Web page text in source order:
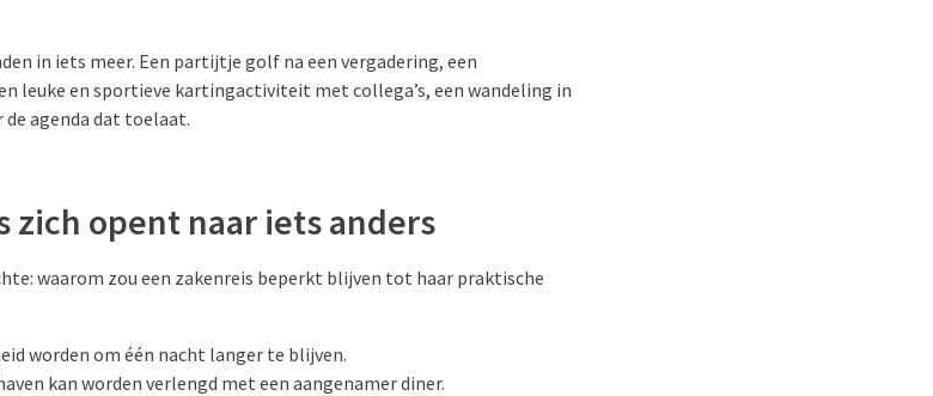
in iets meer. Een partijtje golf na een vergadering, een
leuke en sportieve kartingactiviteit met collega’s, een wandeling in
de agenda dat toelaat.
zich opent naar iets anders
waarom zou een zakenreis beperkt blijven tot haar praktische
worden om één nacht langer te blijven.
kan worden verlengd met een aangenamer diner.